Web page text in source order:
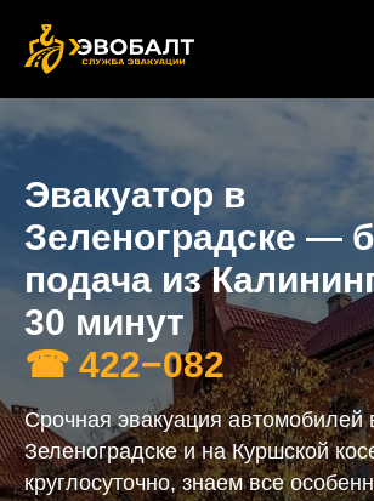
Эвакуатор в
Зеленоградске —
подача из
30 минут
☎ 422−082
Срочная эвакуация автомобилей
Зеленоградске и на Куршской
круглосуточно, знаем все